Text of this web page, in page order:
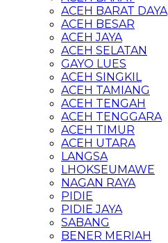
ACEH BARAT DAYA
ACEH BESAR
ACEH JAYA
ACEH SELATAN
GAYO LUES
ACEH SINGKIL
ACEH TAMIANG
ACEH TENGAH
ACEH TENGGARA
ACEH TIMUR
ACEH UTARA
LANGSA
LHOKSEUMAWE
NAGAN RAYA
PIDIE
PIDIE JAYA
SABANG
BENER MERIAH